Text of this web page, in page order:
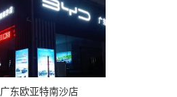
广东欧亚特南沙店